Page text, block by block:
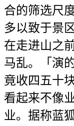
合的筛选尺
多以致于景
在走进山之
马乱。「演
竟收四五十
看起来不像
业。据称蓝